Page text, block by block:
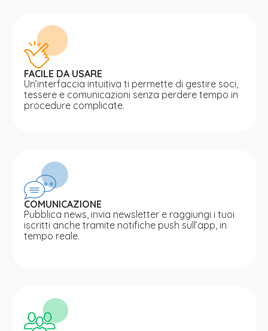
FACILE DA USARE
Un’interfaccia intuitiva ti permette di gestire soci,
tessere e comunicazioni senza perdere tempo in
procedure complicate.
COMUNICAZIONE
Pubblica news, invia newsletter e raggiungi i tuoi
iscritti anche tramite notifiche push sull’app, in
tempo reale.